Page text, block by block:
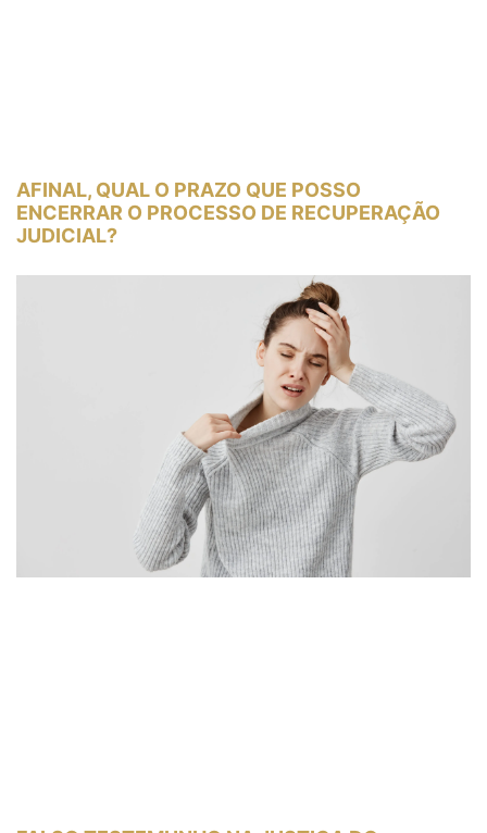
AFINAL, QUAL O PRAZO QUE POSSO
ENCERRAR O PROCESSO DE RECUPERAÇÃO
JUDICIAL?